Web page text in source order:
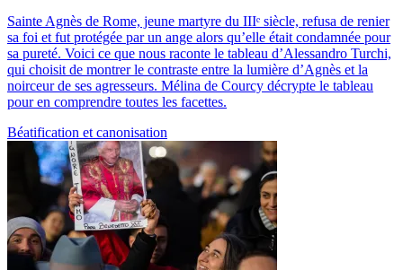
Sainte Agnès de Rome, jeune martyre du IIIᵉ siècle, refusa de renier
sa foi et fut protégée par un ange alors qu’elle était condamnée pour
sa pureté. Voici ce que nous raconte le tableau d’Alessandro Turchi,
qui choisit de montrer le contraste entre la lumière d’Agnès et la
noirceur de ses agresseurs. Mélina de Courcy décrypte le tableau
pour en comprendre toutes les facettes.
Béatification et canonisation